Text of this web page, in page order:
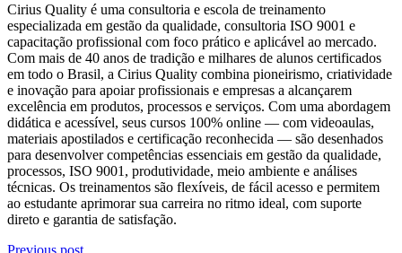
Cirius Quality é uma consultoria e escola de treinamento
especializada em gestão da qualidade, consultoria ISO 9001 e
capacitação profissional com foco prático e aplicável ao mercado.
Com mais de 40 anos de tradição e milhares de alunos certificados
em todo o Brasil, a Cirius Quality combina pioneirismo, criatividade
e inovação para apoiar profissionais e empresas a alcançarem
excelência em produtos, processos e serviços. Com uma abordagem
didática e acessível, seus cursos 100% online — com videoaulas,
materiais apostilados e certificação reconhecida — são desenhados
para desenvolver competências essenciais em gestão da qualidade,
processos, ISO 9001, produtividade, meio ambiente e análises
técnicas. Os treinamentos são flexíveis, de fácil acesso e permitem
ao estudante aprimorar sua carreira no ritmo ideal, com suporte
direto e garantia de satisfação.
Previous post